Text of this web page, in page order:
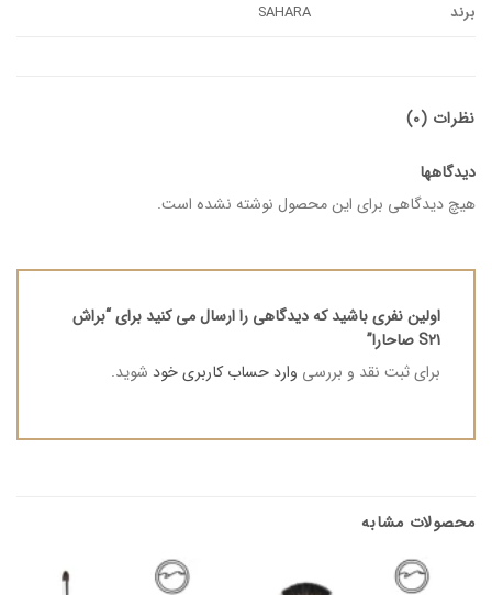
برند SAHARA
نظرات (0)
دیدگاهها
هیچ دیدگاهی برای این محصول نوشته نشده است.
اولین نفری باشید که دیدگاهی را ارسال می کنید برای “براش
S21 صاحارا”
برای ثبت نقد و بررسی وارد حساب کاربری خود شوید.
محصولات مشابه